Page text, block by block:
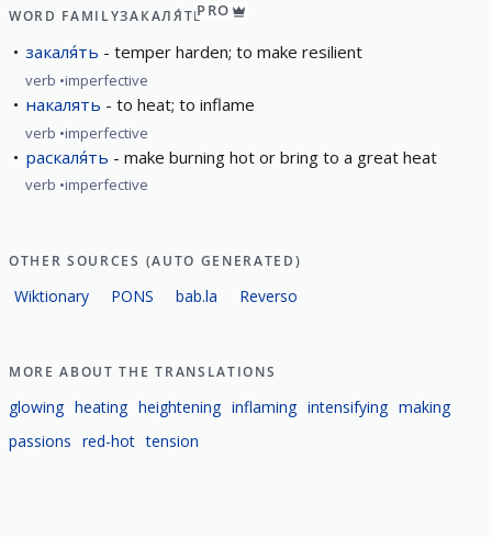
WORD FAMILYЗАКАЛЯ́ТЬPRO
закаля́ть temper harden; to make resilient
verb imperfective
накалять to heat; to inflame
verb imperfective
раскаля́ть make burning hot or bring to a great heat
verb imperfective
OTHER SOURCES (AUTO GENERATED)
Wiktionary PONS bab.la Reverso
MORE ABOUT THE TRANSLATIONS
glowing heating heightening inflaming intensifying making
passions red-hot tension